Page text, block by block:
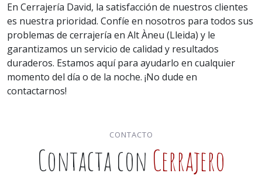
En Cerrajería David, la satisfacción de nuestros clientes
es nuestra prioridad. Confíe en nosotros para todos sus
problemas de cerrajería en Alt Àneu (Lleida) y le
garantizamos un servicio de calidad y resultados
duraderos. Estamos aquí para ayudarlo en cualquier
momento del día o de la noche. ¡No dude en
contactarnos!
CONTACTO
Contacta con Cerrajero